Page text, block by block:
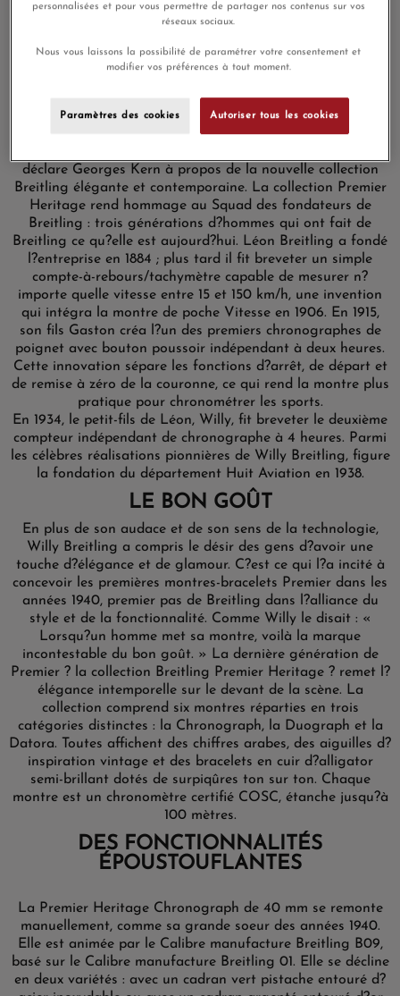
Inspirée par l?esprit de créativité des fondateurs de
Breitling, la nouvelle Collection Premier Heritage est
conçue pour l?homme moderne et exigeant de bon goût.
Ces garde-temps sont les plus élégants et les plus raffinés
touche de modernité incarne certaines des innovations les
plus réputées de Breitling et fait renaître l?héritage de
Breitling, l?inventeur du chronographe moderne. Il s?agit
déclare Georges Kern à propos de la nouvelle collection
Breitling élégante et contemporaine. La collection Premier
Heritage rend hommage au Squad des fondateurs de
Breitling : trois générations d?hommes qui ont fait de
Breitling ce qu?elle est aujourd?hui. Léon Breitling a fondé
l?entreprise en 1884 ; plus tard il fit breveter un simple
compte-à-rebours/tachymètre capable de mesurer n?
importe quelle vitesse entre 15 et 150 km/h, une invention
qui intégra la montre de poche Vitesse en 1906. En 1915,
son fils Gaston créa l?un des premiers chronographes de
poignet avec bouton poussoir indépendant à deux heures.
Cette innovation sépare les fonctions d?arrêt, de départ et
de remise à zéro de la couronne, ce qui rend la montre plus
pratique pour chronométrer les sports.
En 1934, le petit-fils de Léon, Willy, fit breveter le deuxième
compteur indépendant de chronographe à 4 heures. Parmi
les célèbres réalisations pionnières de Willy Breitling, figure
la fondation du département Huit Aviation en 1938.
LE BON GOÛT
En plus de son audace et de son sens de la technologie,
Willy Breitling a compris le désir des gens d?avoir une
touche d?élégance et de glamour. C?est ce qui l?a incité à
concevoir les premières montres-bracelets Premier dans les
années 1940, premier pas de Breitling dans l?alliance du
style et de la fonctionnalité. Comme Willy le disait : «
Lorsqu?un homme met sa montre, voilà la marque
incontestable du bon goût. » La dernière génération de
Premier ? la collection Breitling Premier Heritage ? remet l?
élégance intemporelle sur le devant de la scène. La
collection comprend six montres réparties en trois
catégories distinctes : la Chronograph, la Duograph et la
Datora. Toutes affichent des chiffres arabes, des aiguilles d?
inspiration vintage et des bracelets en cuir d?alligator
semi-brillant dotés de surpiqûres ton sur ton. Chaque
montre est un chronomètre certifié COSC, étanche jusqu?à
100 mètres.
DES FONCTIONNALITÉS
ÉPOUSTOUFLANTES
La Premier Heritage Chronograph de 40 mm se remonte
manuellement, comme sa grande soeur des années 1940.
Elle est animée par le Calibre manufacture Breitling B09,
basé sur le Calibre manufacture Breitling 01. Elle se décline
en deux variétés : avec un cadran vert pistache entouré d?
personnalisées et pour vous permettre de partager nos contenus sur vos
réseaux sociaux.
Nous vous laissons la possibilité de paramétrer votre consentement et
modifier vos préférences à tout moment.
Paramètres des cookies Autoriser tous les cookies